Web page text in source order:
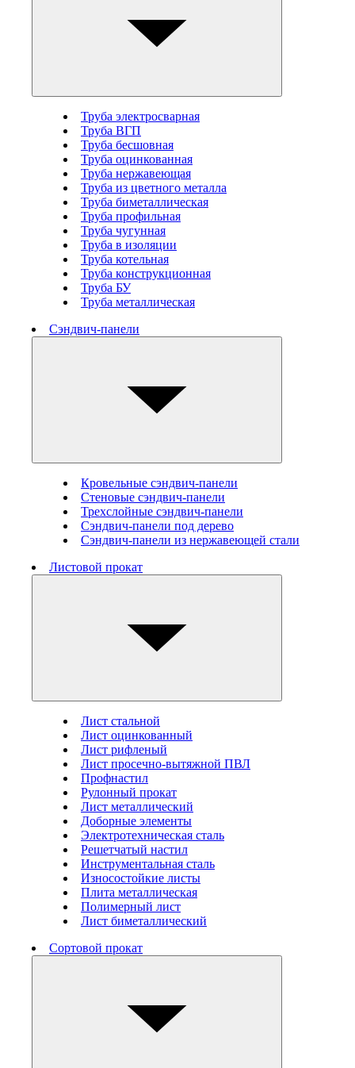
Труба электросварная
Труба ВГП
Труба бесшовная
Труба оцинкованная
Труба нержавеющая
Труба из цветного металла
Труба биметаллическая
Труба профильная
Труба чугунная
Труба в изоляции
Труба котельная
Труба конструкционная
Труба БУ
Труба металлическая
Сэндвич-панели
Кровельные сэндвич-панели
Стеновые cэндвич-панели
Трехслойные сэндвич-панели
Сэндвич-панели под дерево
Сэндвич-панели из нержавеющей стали
Листовой прокат
Лист стальной
Лист оцинкованный
Лист рифленый
Лист просечно-вытяжной ПВЛ
Профнастил
Рулонный прокат
Лист металлический
Доборные элементы
Электротехническая сталь
Решетчатый настил
Инструментальная сталь
Износостойкие листы
Плита металлическая
Полимерный лист
Лист биметаллический
Сортовой прокат